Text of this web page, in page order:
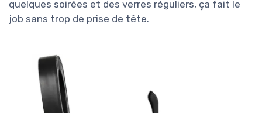
quelques soirées et des verres réguliers, ça fait le
job sans trop de prise de tête.